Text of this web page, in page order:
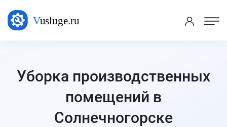
Уборка производственных
помещений в
Солнечногорске